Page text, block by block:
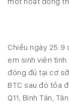
Chiều ngày 25.9
em sinh viên
đông đủ tại cơ
BTC sau đó tỏa
Q11, Bình Tân,